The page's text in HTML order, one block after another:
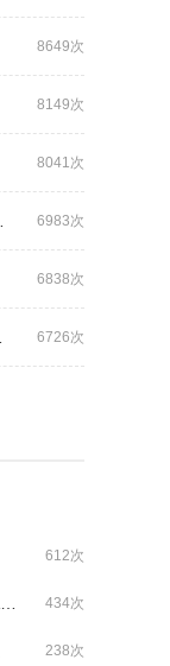
8649次
8149次
8041次
6983次
6838次
6726次
612次
434次
238次